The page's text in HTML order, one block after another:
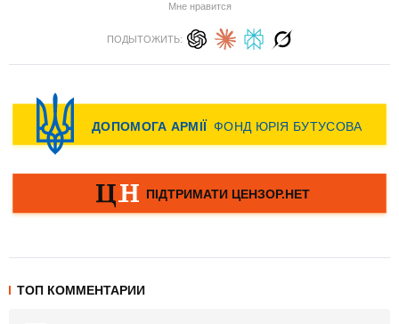
Мне нравится
ПОДЫТОЖИТЬ:
ТОП КОММЕНТАРИИ